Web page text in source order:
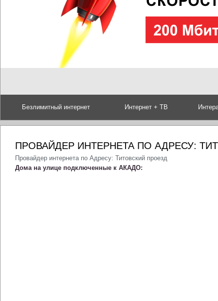
Безлимитный интернет Интернет + ТВ
ПРОВАЙДЕР ИНТЕРНЕТА ПО АДРЕСУ:
Провайдер интернета по Адресу: Титовский проезд
Дома на улице подключенные к АКАДО: